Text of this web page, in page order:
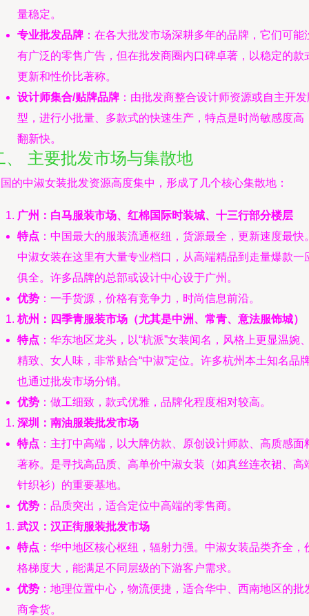
量稳定。
专业批发品牌 ：在各大批发市场深耕多年的品牌，它们可能
有广泛的零售广告，但在批发商圈内口碑卓著，以稳定的款
更新和性价比著称。
设计师集合/贴牌品牌 ：由批发商整合设计师资源或自主开
型，进行小批量、多款式的快速生产，特点是时尚敏感度高
翻新快。
、 主要批发市场与集散地
的中淑女装批发资源高度集中，形成了几个核心集散地：
广州：白马服装市场、红棉国际时装城、十三行部分楼层
特点 ：中国最大的服装流通枢纽，货源最全，更新速度最快
中淑女装在这里有大量专业档口，从高端精品到走量爆款一
俱全。许多品牌的总部或设计中心设于广州。
优势 ：一手货源，价格有竞争力，时尚信息前沿。
杭州：四季青服装市场（尤其是中洲、常青、意法服饰城）
特点 ：华东地区龙头，以“杭派”女装闻名，风格上更显温婉
精致、女人味，非常贴合“中淑”定位。许多杭州本土知名品
也通过批发市场分销。
优势 ：做工细致，款式优雅，品牌化程度相对较高。
深圳：南油服装批发市场
特点 ：主打中高端，以大牌仿款、原创设计师款、高质感面
著称。是寻找高品质、高单价中淑女装（如真丝连衣裙、高
针织衫）的重要基地。
优势 ：品质突出，适合定位中高端的零售商。
武汉：汉正街服装批发市场
特点 ：华中地区核心枢纽，辐射力强。中淑女装品类齐全，
格梯度大，能满足不同层级的下游客户需求。
优势 ：地理位置中心，物流便捷，适合华中、西南地区的批
商拿货。